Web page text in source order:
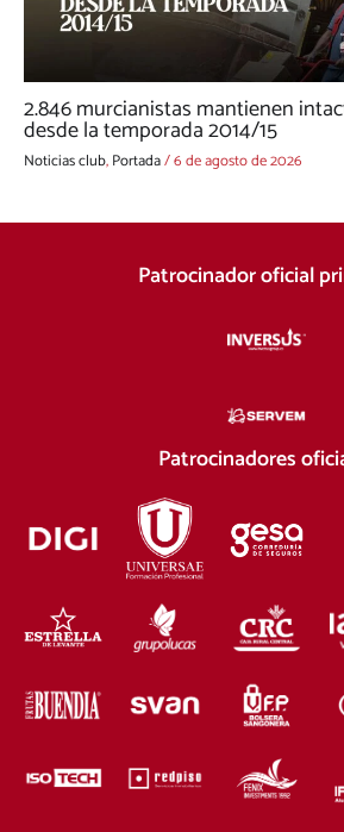
2.846 murcianistas mantienen
desde la temporada 2014/15
Noticias club,Portada/6 de agosto de 2026
Patrocinador oficial
Patrocinadores